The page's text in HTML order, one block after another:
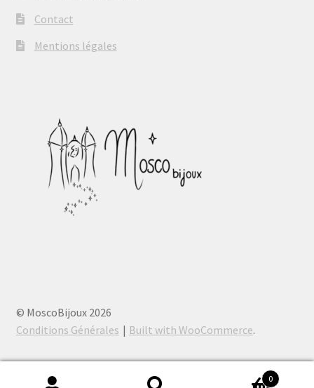
Contact
Mentions légales
© MoscoBijoux 2026
Conditions Générales
Built with WooCommerce.
0